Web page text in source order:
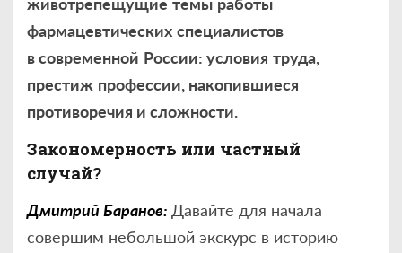
фармацевтических специалистов
в современной России: условия труда,
престиж профессии, накопившиеся
противоречия и сложности.
Закономерность или частный
случай?
Дмитрий Баранов: Давайте для начала
совершим небольшой экскурс в историю